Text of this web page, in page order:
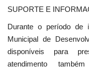
SUPORTE E
Durante o período de
Municipal de
disponíveis para
atendimento